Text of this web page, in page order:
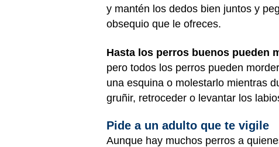
y mantén los dedos bien juntos y
obsequio que le ofreces.
Hasta los perros buenos pueden
pero todos los perros pueden
una esquina o molestarlo mientras
gruñir, retroceder o levantar los
Pide a un adulto que te vigile
Aunque hay muchos perros a